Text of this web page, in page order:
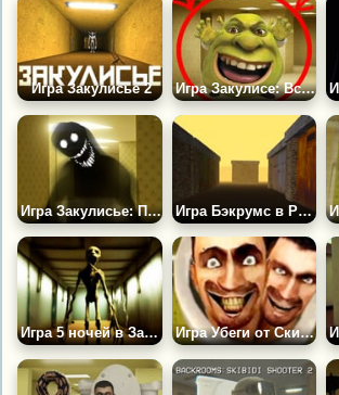
Игра Закулисье 2 Игра Закулисе: Встреча со Шреком Вазовски
Игра Закулисье: Поиск Ключей Игра Бэкрумс в России
Игра 5 ночей в Закулисье! Квест! Игра Убеги от Скибиди: Закулисье!